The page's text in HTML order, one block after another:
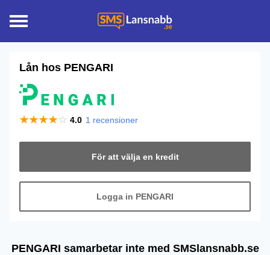
Lån hos PENGARI
4.0 1 recensioner
För att välja en kredit
Logga in PENGARI
PENGARI samarbetar inte med SMSlansnabb.se